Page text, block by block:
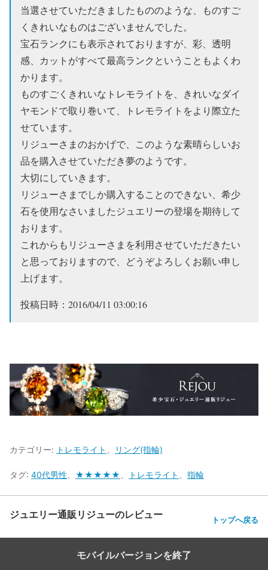
当選させていただきましたもののような、ものすご
くきれいなものはございませんでした。
宝石ランクにも表示されておりますが、彩、透明
感、カットがすべて最高ランクということもよくわ
かります。
ものすごくきれいなトレモライトを、きれいなダイ
ヤモンドで取り巻いて、トレモライトをより際立た
せています。
リジューさまのおかげで、このような素晴らしいお
品を購入させていただき夢のようです。
大切にしていきます。
リジューさまでしか購入することのできない、希少
石を使用なさいましたジュエリーの登場を期待して
おります。
これからもリジューさまを利用させていただきたい
と思っておりますので、どうぞよろしくお願い申し
上げます。
投稿日時：2016/04/11 03:00:16
カテゴリー: トレモライト リング(指輪)
タグ: 40代男性 ★★★★★ トレモライト 指輪
ジュエリー通販リジューのレビュー トップへ戻る
モバイルバージョンを終了